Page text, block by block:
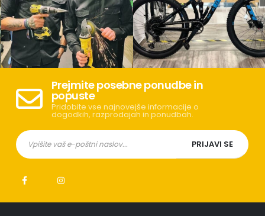
Prejmite posebne ponudbe in
popuste
Pridobite vse najnovejše informacije o
dogodkih, razprodajah in ponudbah.